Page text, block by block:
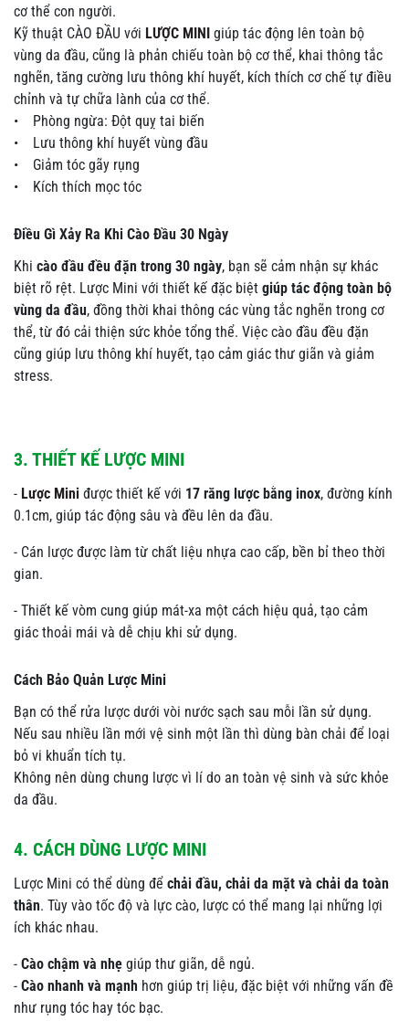
cơ thể con người.
Kỹ thuật CÀO ĐẦU với LƯỢC MINI giúp tác động lên toàn bộ
vùng da đầu, cũng là phản chiếu toàn bộ cơ thể, khai thông tắc
nghẽn, tăng cường lưu thông khí huyết, kích thích cơ chế tự điều
chỉnh và tự chữa lành của cơ thể.
• Phòng ngừa: Đột quỵ tai biến
• Lưu thông khí huyết vùng đầu
• Giảm tóc gãy rụng
• Kích thích mọc tóc
Điều Gì Xảy Ra Khi Cào Đầu 30 Ngày
Khi cào đầu đều đặn trong 30 ngày, bạn sẽ cảm nhận sự khác
biệt rõ rệt. Lược Mini với thiết kế đặc biệt giúp tác động toàn bộ
vùng da đầu, đồng thời khai thông các vùng tắc nghẽn trong cơ
thể, từ đó cải thiện sức khỏe tổng thể. Việc cào đầu đều đặn
cũng giúp lưu thông khí huyết, tạo cảm giác thư giãn và giảm
stress.
3. THIẾT KẾ LƯỢC MINI
- Lược Mini được thiết kế với 17 răng lược bằng inox, đường kính
0.1cm, giúp tác động sâu và đều lên da đầu.
- Cán lược được làm từ chất liệu nhựa cao cấp, bền bỉ theo thời
gian.
- Thiết kế vòm cung giúp mát-xa một cách hiệu quả, tạo cảm
giác thoải mái và dễ chịu khi sử dụng.
Cách Bảo Quản Lược Mini
Bạn có thể rửa lược dưới vòi nước sạch sau mỗi lần sử dụng.
Nếu sau nhiều lần mới vệ sinh một lần thì dùng bàn chải để loại
bỏ vi khuẩn tích tụ.
Không nên dùng chung lược vì lí do an toàn vệ sinh và sức khỏe
da đầu.
4. CÁCH DÙNG LƯỢC MINI
Lược Mini có thể dùng để chải đầu, chải da mặt và chải da toàn
thân. Tùy vào tốc độ và lực cào, lược có thể mang lại những lợi
ích khác nhau.
- Cào chậm và nhẹ giúp thư giãn, dễ ngủ.
- Cào nhanh và mạnh hơn giúp trị liệu, đặc biệt với những vấn đề
như rụng tóc hay tóc bạc.